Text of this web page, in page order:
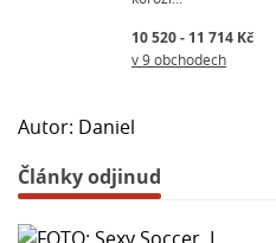
10 520 - 11 714 Kč
v 9 obchodech
Autor: Daniel
Články odjinud